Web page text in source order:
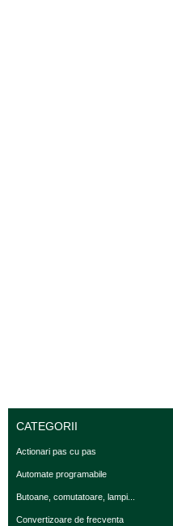
CATEGORII
Actionari pas cu pas
Automate programabile
Butoane, comutatoare, lampi...
Convertizoare de frecventa